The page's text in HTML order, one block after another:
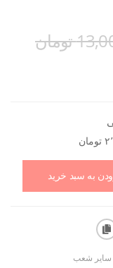
تومان
به سبد خرید
سایر شعب